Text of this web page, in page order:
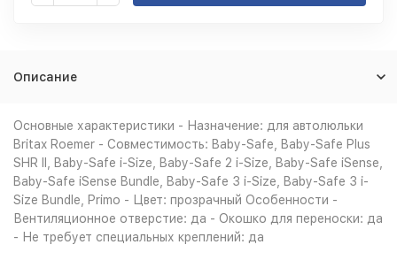
Описание
Основные характеристики - Назначение: для автолюльки
Britax Roemer - Совместимость: Baby-Safe, Baby-Safe Plus
SHR II, Baby-Safe i-Size, Baby-Safe 2 i-Size, Baby-Safe iSense,
Baby-Safe iSense Bundle, Baby-Safe 3 i-Size, Baby-Safe 3 i-
Size Bundle, Primo - Цвет: прозрачный Особенности -
Вентиляционное отверстие: да - Окошко для переноски: да
- Не требует специальных креплений: да